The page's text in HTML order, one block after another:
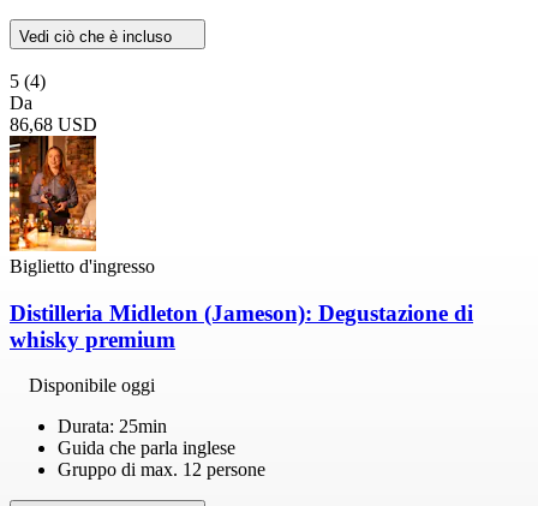
Vedi ciò che è incluso
5 (4)
Da
86,68 USD
Biglietto d'ingresso
Distilleria Midleton (Jameson): Degustazione di
whisky premium
Disponibile oggi
Durata: 25min
Guida che parla inglese
Gruppo di max. 12 persone